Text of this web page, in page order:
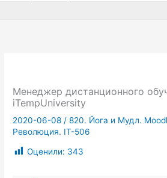
Менеджер дистанционного
iTempUniversity
2020-06-08 /820. Йога и Мудл.
Революция. IT-506
Оценили: 343